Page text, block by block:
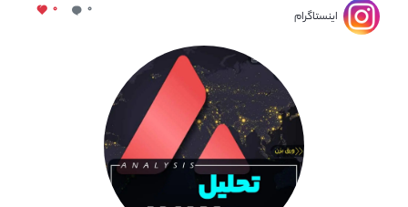
اینستاگرام ۰ ۰